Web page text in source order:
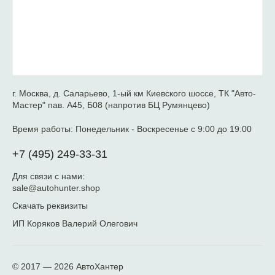
г. Москва, д. Саларьево, 1-ый км Киевского шоссе, ТК "Авто-
Мастер" пав. А45, Б08 (напротив БЦ Румянцево)
Время работы: Понедельник - Воскресенье с 9:00 до 19:00
+7 (495) 249-33-31
Для связи с нами:
sale@autohunter.shop
Скачать реквизиты
ИП Коряков Валерий Олегович
© 2017 — 2026 АвтоХантер